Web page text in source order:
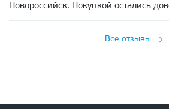
Новороссийск. Покупкой остались
Все отзывы